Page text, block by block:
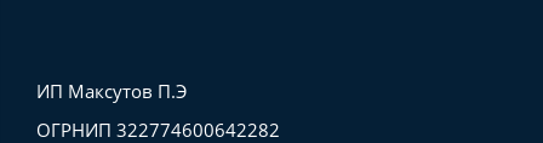
ИП Максутов П.Э
ОГРНИП 322774600642282